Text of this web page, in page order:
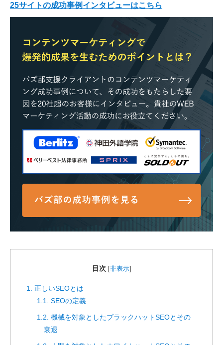
25サイトの成功事例インタビューはこちら
目次 [非表示]
1. 正しいSEOとは
1.1. SEOの定義
1.2. 機械を対象としたブラックハットSEOとその
衰退